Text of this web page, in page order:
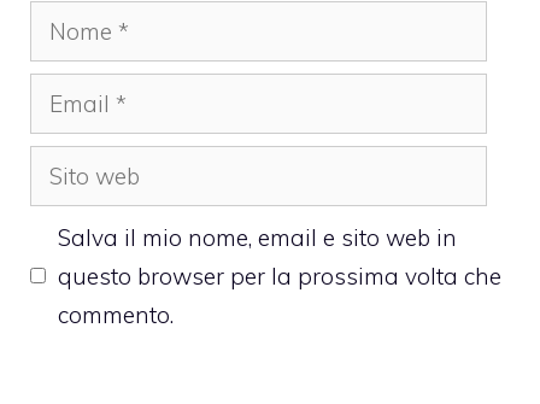
Nome
Email
Sito
web
Salva il mio nome, email e sito web in
questo browser per la prossima volta che
commento.